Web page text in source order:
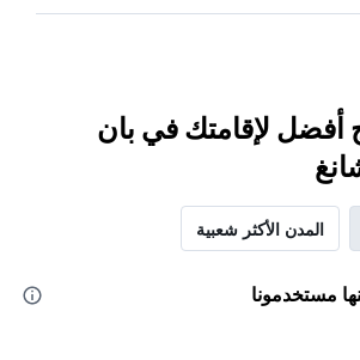
أفضل لإقامتك في بان
المدن الأكثر شعبية
مستخدمونا